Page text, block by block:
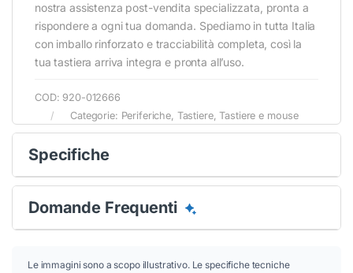
Conferma
nostra assistenza post-vendita specializzata, pronta a
rispondere a ogni tua domanda. Spediamo in tutta Italia
con imballo rinforzato e tracciabilità completa, così la
tua tastiera arriva integra e pronta all’uso.
COD: 920-012666
Categorie: Periferiche, Tastiere,Tastiere e mouse
Specifiche
Domande Frequenti
Le immagini sono a scopo illustrativo. Le specifiche tecniche
Conferma